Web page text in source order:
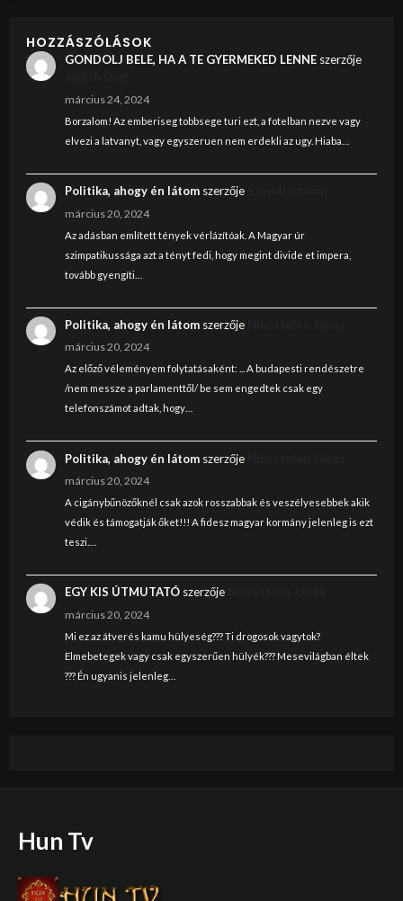
HOZZÁSZÓLÁSOK
GONDOLJ BELE, HA A TE GYERMEKED LENNEszerzője
március 24, 2024
Borzalom! Az emberiseg tobbsege turi ezt, a fotelban nezve vagy
elvezi a latvanyt, vagy egyszeruen nem erdekli az ugy. Hiaba…
Politika, ahogy én látomszerzője
március 20, 2024
Az adásban említett tények vérlázítóak. A Magyar úr
szimpatikussága azt a tényt fedi, hogy megint divide et impera,
tovább gyengíti…
Politika, ahogy én látomszerzője
március 20, 2024
Az előző véleményem folytatásaként: ... A budapesti rendészetre
/nem messze a parlamenttől/ be sem engedtek csak egy
telefonszámot adtak, hogy…
Politika, ahogy én látomszerzője
március 20, 2024
A cigánybűnözőknél csak azok rosszabbak és veszélyesebbek akik
védik és támogatják őket!!! A fidesz magyar kormány jelenleg is ezt
teszi.…
EGY KIS ÚTMUTATÓszerzője
március 20, 2024
Mi ez az átverés kamu hülyeség??? Ti drogosok vagytok?
Elmebetegek vagy csak egyszerűen hülyék??? Mesevilágban éltek
??? Én ugyanis jelenleg…
Hun Tv